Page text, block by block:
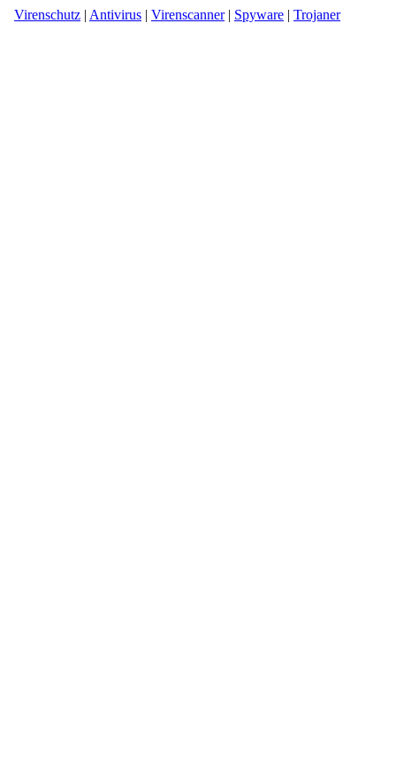
Virenschutz | Antivirus | Virenscanner| Spyware | Trojaner